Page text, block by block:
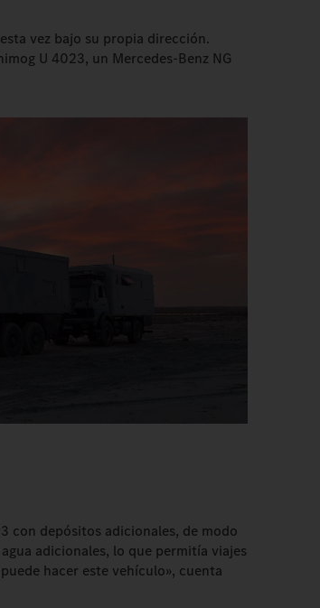
vez bajo su propia dirección.
U 4023, un Mercedes-Benz NG
con depósitos adicionales, de modo
adicionales, lo que permitía viajes
hacer este vehículo», cuenta